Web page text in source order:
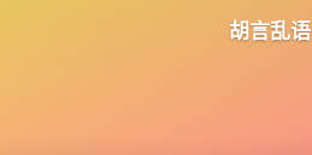
胡言乱语